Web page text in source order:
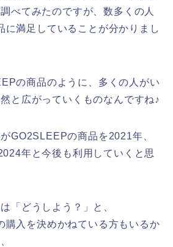
べてみたのですが、数多くの人
に満足していることが分かりまし
の商品のように、多くの人がい
と広がっていくものなんですね♪
GO2SLEEPの商品を2021年、
年と今後も利用していくと思
「どうしよう？」と、
購入を決めかねている方もいるか